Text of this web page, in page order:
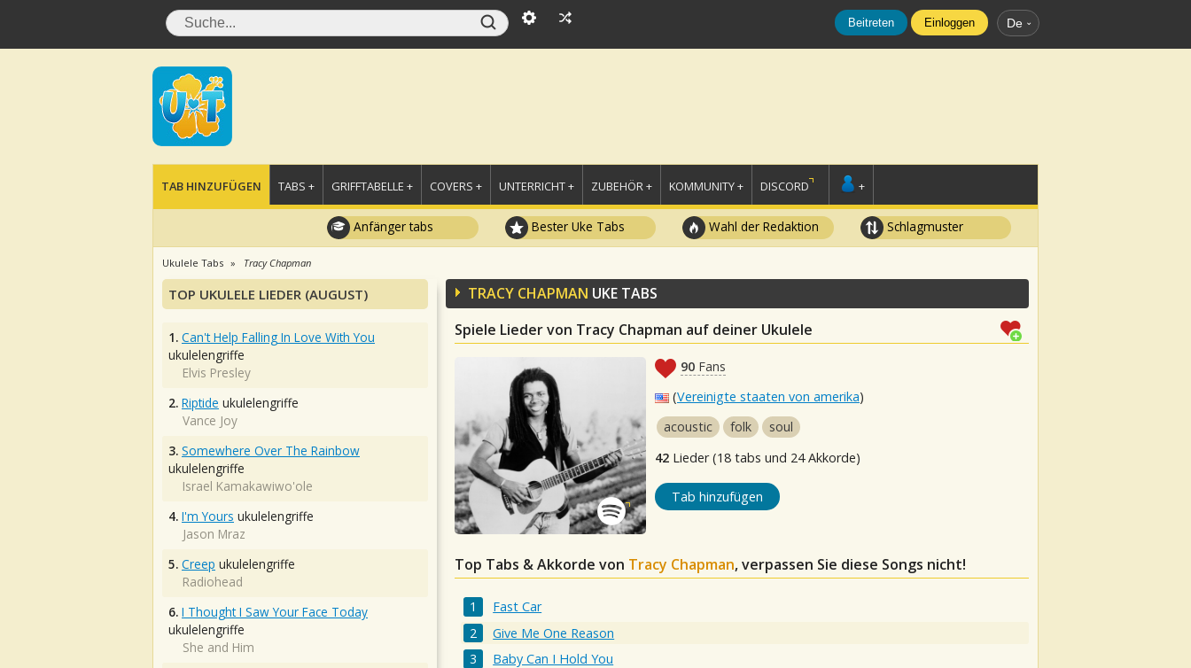
Beitreten Einloggen De
TAB HINZUFÜGEN TABS + GRIFFTABELLE + COVERS + UNTERRICHT + ZUBEHÖR + KOMMUNITY + DISCORD +
Anfänger tabs Bester Uke Tabs Wahl der Redaktion Schlagmuster
Ukulele Tabs Tracy Chapman
TRACY CHAPMAN UKE TABS
Spiele Lieder von Tracy Chapman auf deiner Ukulele
90 Fans
(Vereinigte staaten von amerika)
acoustic
folk
soul
42 Lieder (18 tabs und 24 Akkorde)
Tab hinzufügen
Top Tabs & Akkorde von Tracy Chapman, verpassen Sie diese Songs nicht!
Fast Car
Give Me One Reason
Baby Can I Hold You
TOP UKULELE LIEDER (AUGUST)
1. Can't Help Falling In Love With You
ukulelengriffe
Elvis Presley
2. Riptide ukulelengriffe
Vance Joy
3. Somewhere Over The Rainbow
ukulelengriffe
Israel Kamakawiwo'ole
4. I'm Yours ukulelengriffe
Jason Mraz
5. Creep ukulelengriffe
Radiohead
6. I Thought I Saw Your Face Today
ukulelengriffe
She and Him